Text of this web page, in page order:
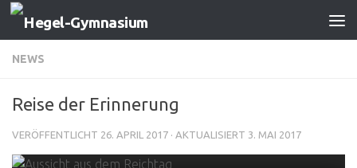
Zum Inhalt springen
NEWS
Reise der Erinnerung
VERÖFFENTLICHT 26. APRIL 2017 · AKTUALISIERT 3. MAI 2017